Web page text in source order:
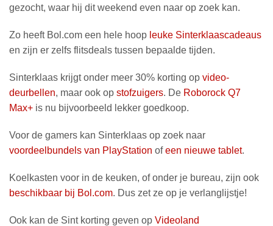
gezocht, waar hij dit weekend even naar op zoek kan.
Zo heeft Bol.com een hele hoop leuke Sinterklaascadeaus
en zijn er zelfs flitsdeals tussen bepaalde tijden.
Sinterklaas krijgt onder meer 30% korting op video-
deurbellen, maar ook op stofzuigers. De Roborock Q7
Max+ is nu bijvoorbeeld lekker goedkoop.
Voor de gamers kan Sinterklaas op zoek naar
voordeelbundels van PlayStation ofeen nieuwe tablet.
Koelkasten voor in de keuken, of onder je bureau, zijn ook
beschikbaar bij Bol.com. Dus zet ze op je verlanglijstje!
Ook kan de Sint korting geven op Videoland